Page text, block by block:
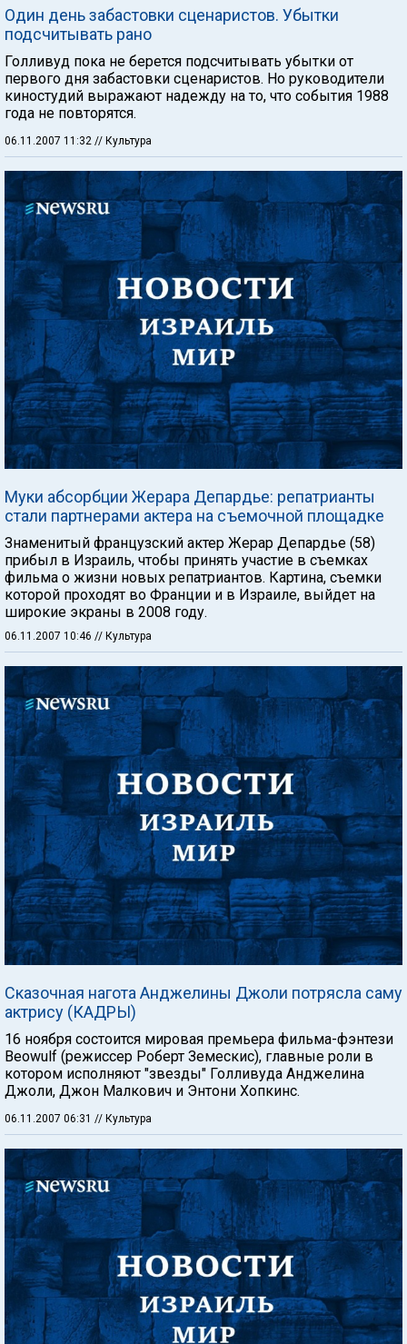
Один день забастовки сценаристов. Убытки
подсчитывать рано
Голливуд пока не берется подсчитывать убытки от
первого дня забастовки сценаристов. Но руководители
киностудий выражают надежду на то, что события 1988
года не повторятся.
06.11.2007 11:32 // Культура
Муки абсорбции Жерара Депардье: репатрианты
стали партнерами актера на съемочной площадке
Знаменитый французский актер Жерар Депардье (58)
прибыл в Израиль, чтобы принять участие в съемках
фильма о жизни новых репатриантов. Картина, съемки
которой проходят во Франции и в Израиле, выйдет на
широкие экраны в 2008 году.
06.11.2007 10:46 // Культура
Сказочная нагота Анджелины Джоли потрясла саму
актрису (КАДРЫ)
16 ноября состоится мировая премьера фильма-фэнтези
Beowulf (режиссер Роберт Земескис), главные роли в
котором исполняют "звезды" Голливуда Анджелина
Джоли, Джон Малкович и Энтони Хопкинс.
06.11.2007 06:31 // Культура